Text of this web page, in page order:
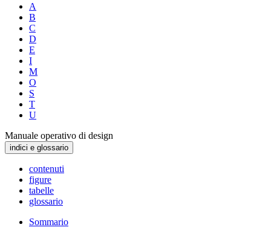
A
B
C
D
E
I
M
O
S
T
U
Manuale operativo di design
indici e glossario
contenuti
figure
tabelle
glossario
Sommario